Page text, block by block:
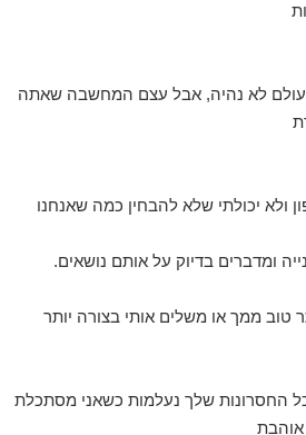
לעולם לא נהיה, אבל עצם המחשבה שאתה
ולא יכולתי שלא להבחין כמה שאנחנו
ומדברים בדיוק על אותם נושאים.
טוב ממך או משלים אותי בצורה יותר
החסרונות שלך נעלמות כשאני מסתכלת